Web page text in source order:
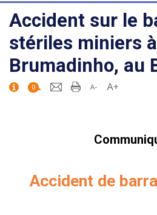
Accident sur le
stériles miniers à
Brumadinho, au
0
Accident de